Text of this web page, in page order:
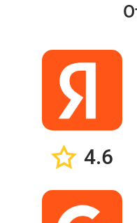
4.6